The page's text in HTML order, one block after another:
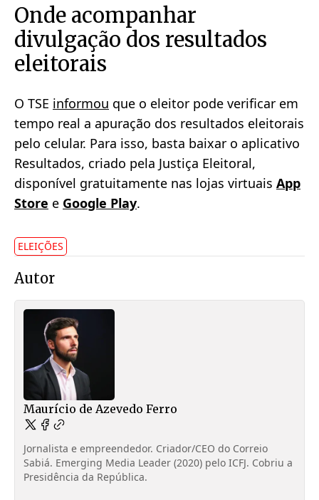
Onde acompanhar
divulgação dos resultados
eleitorais
O TSE informou que o eleitor pode verificar em
tempo real a apuração dos resultados eleitorais
pelo celular. Para isso, basta baixar o aplicativo
Resultados, criado pela Justiça Eleitoral,
disponível gratuitamente nas lojas virtuais App
Store e Google Play.
ELEIÇÕES
Autor
Maurício de Azevedo Ferro
Jornalista e empreendedor. Criador/CEO do Correio
Sabiá. Emerging Media Leader (2020) pelo ICFJ. Cobriu a
Presidência da República.